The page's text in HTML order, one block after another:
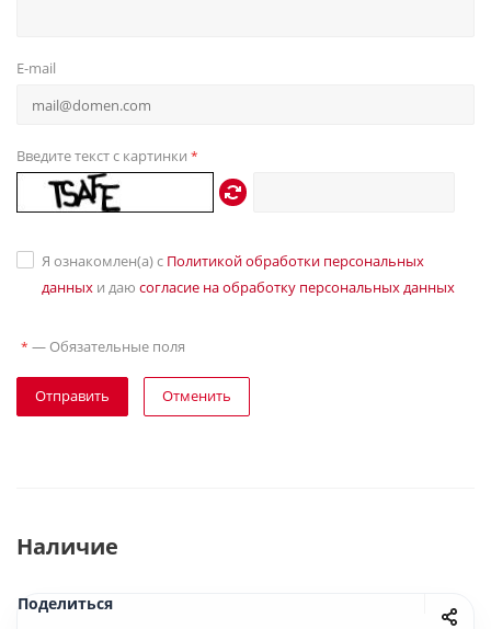
E-mail
Введите текст с картинки *
Я ознакомлен(а) с Политикой обработки персональных
данных и даю согласие на обработку персональных данных
* — Обязательные поля
Отправить Отменить
Наличие
Поделиться